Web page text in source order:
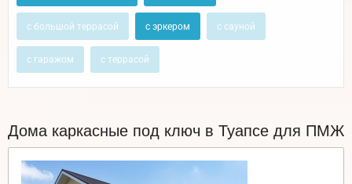
с большой террасой с эркером с сауной
с гаражом с террасой
Дома каркасные под ключ в Туапсе для ПМЖ